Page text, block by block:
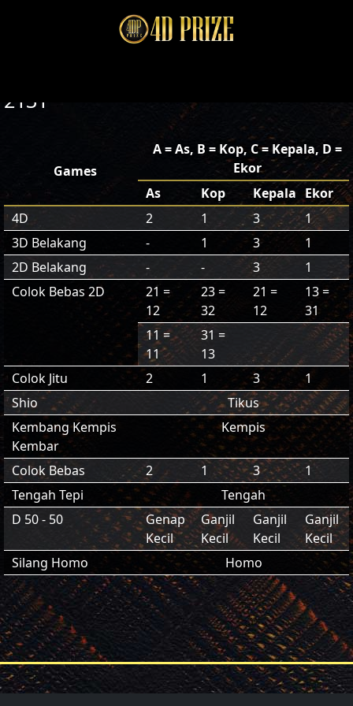
2131
Games
A = As, B = Kop, C = Kepala, D =
Ekor
As
Kop Kepala Ekor
4D
2 1 3
1
3D Belakang
- 1 3
1
2D Belakang
- - 3
1
Colok Bebas 2D
21 =
12
23 =
32
21 =
12
13 =
31
11 =
11
31 =
13
Colok Jitu
2 1 3
1
Shio
Tikus
Kembang Kempis
Kembar
Kempis
Colok Bebas 2 1 3
1
Tengah Tepi
Tengah
D 50 - 50
Genap
Kecil
Ganjil
Kecil
Ganjil
Kecil
Ganjil
Kecil
Silang Homo
Homo